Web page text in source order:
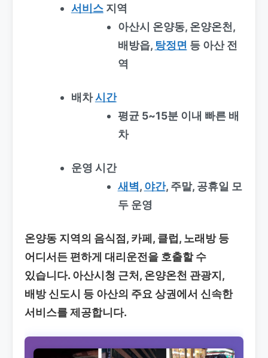
서비스지역
아산시 온양동, 온양온천,
배방읍, 탕정면 등 아산 전
역
배차시간
평균 5~15분 이내 빠른 배
차
운영 시간
새벽, 야간, 주말, 공휴일 모
두 운영
온양동 지역의 음식점, 카페, 클럽, 노래방 등
어디서든 편하게 대리운전을 호출할 수
있습니다. 아산시청 근처, 온양온천 관광지,
배방 신도시 등 아산의 주요 상권에서 신속한
서비스를 제공합니다.